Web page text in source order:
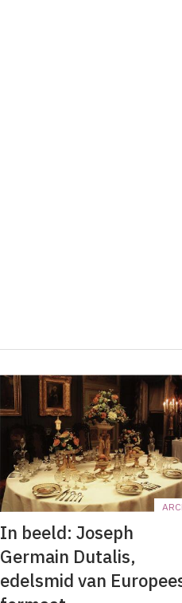
In beeld: Joseph
Germain Dutalis,
edelsmid van